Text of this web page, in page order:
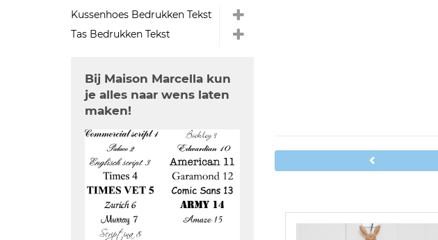
Kussenhoes Bedrukken Tekst
Tas Bedrukken Tekst
Bij Maison Marcella kun
je alles naar wens laten
maken!